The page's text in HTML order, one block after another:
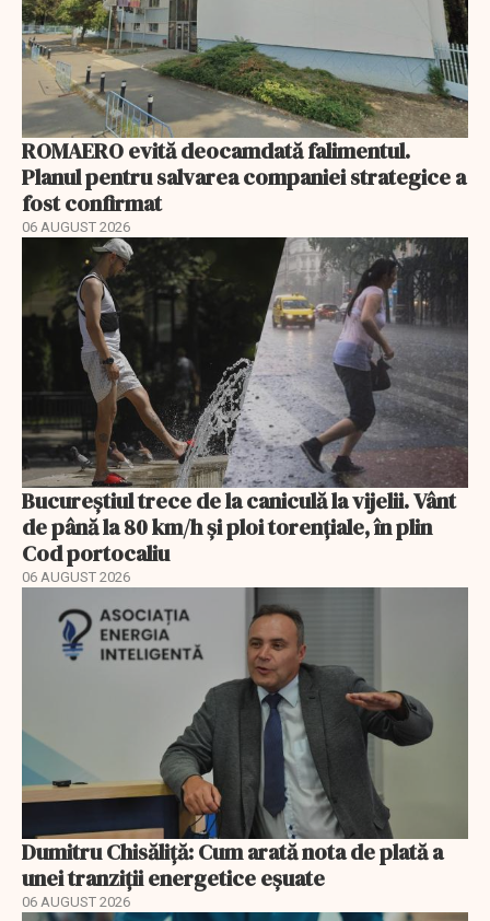
ROMAERO evită deocamdată falimentul.
Planul pentru salvarea companiei strategice a
fost confirmat
06 AUGUST 2026
Bucureștiul trece de la caniculă la vijelii. Vânt
de până la 80 km/h și ploi torențiale, în plin
Cod portocaliu
06 AUGUST 2026
Dumitru Chisăliță: Cum arată nota de plată a
unei tranziții energetice eșuate
06 AUGUST 2026